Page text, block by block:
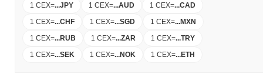
1 CEX=...JPY 1 CEX=...AUD 1 CEX=...CAD
1 CEX=...CHF 1 CEX=...SGD 1 CEX=...MXN
1 CEX=...RUB 1 CEX=...ZAR 1 CEX=...TRY
1 CEX=...SEK 1 CEX=...NOK 1 CEX=...ETH